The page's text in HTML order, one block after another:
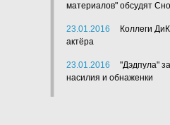
материалов" обсудят
23.01.2016
Коллеги
актёра
23.01.2016
"Дэдпула"
насилия и обнаженки